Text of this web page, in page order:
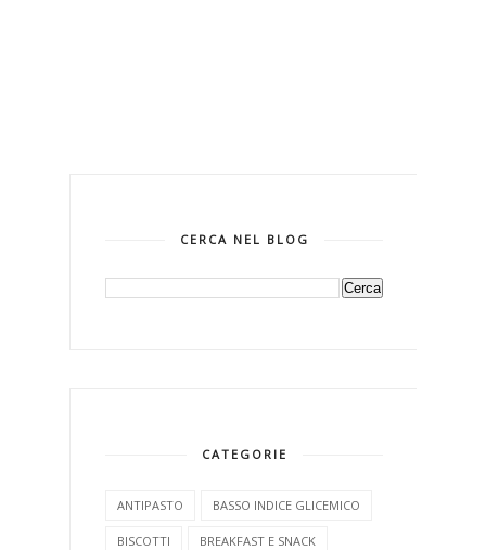
CERCA NEL BLOG
CATEGORIE
ANTIPASTO BASSO INDICE GLICEMICO
BISCOTTI BREAKFAST E SNACK